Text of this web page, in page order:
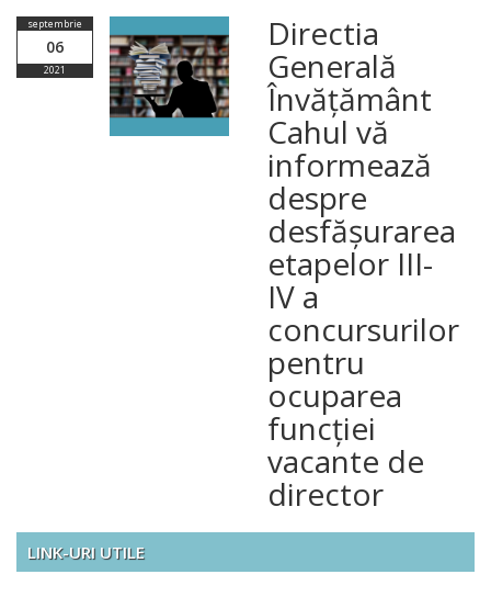
septembrie
06
2021
Directia
Generală
Învățământ
Cahul vă
informează
despre
desfășurarea
etapelor III-
IV a
concursurilor
pentru
ocuparea
funcției
vacante de
director
LINK-URI UTILE